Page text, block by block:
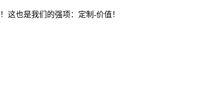
这也是我们的强项：定制-价值！